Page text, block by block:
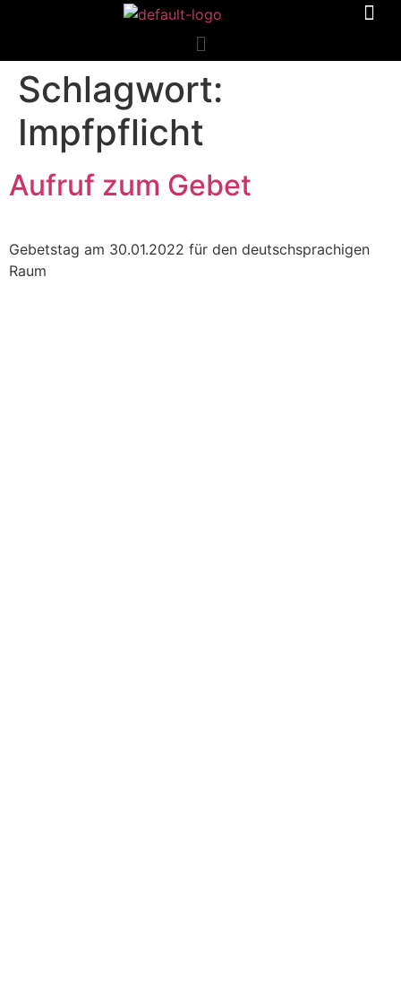
Schlagwort:
Impfpflicht
Aufruf zum Gebet
Gebetstag am 30.01.2022 für den deutschsprachigen
Raum